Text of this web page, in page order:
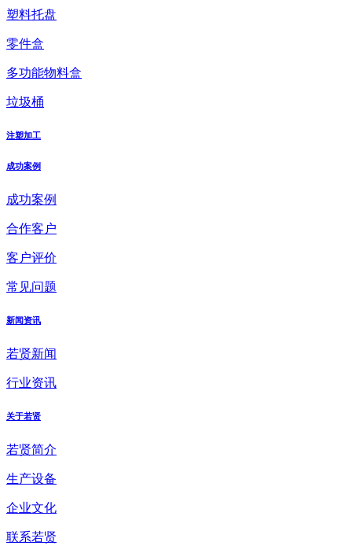
塑料托盘
零件盒
多功能物料盒
垃圾桶
注塑加工
成功案例
成功案例
合作客户
客户评价
常见问题
新闻资讯
若贤新闻
行业资讯
关于若贤
若贤简介
生产设备
企业文化
联系若贤